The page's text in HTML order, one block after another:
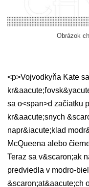
Obrázok
<p>Vojvodkyňa Kate
sa o<span>d začiatku
kr&aacute;snych
napr&iacute;klad
McQueena alebo
Teraz sa v&scaron;ak
predviedla v modro-
&scaron;at&aacute;ch